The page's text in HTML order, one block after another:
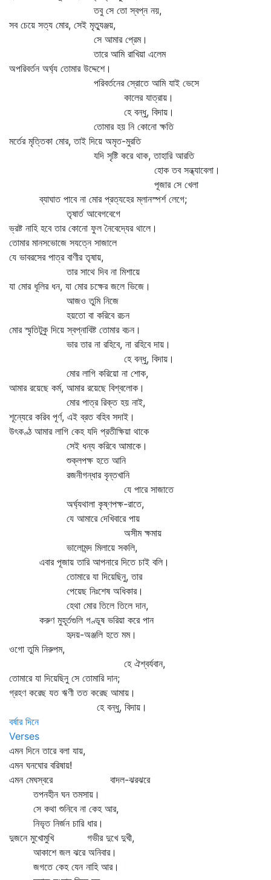
তবু সে তো স্বপ্ন নয়,
সব চেয়ে সত্য মোর, সেই মৃত্যুঞ্জয়,
সে আমার প্রেম।
তারে আমি রাখিয়া এলেম
অপরিবর্তন অর্ঘ্য তোমার উদ্দেশে।
পরিবর্তনের স্রোতে আমি যাই ভেসে
কালের যাত্রায়।
হে বন্ধু, বিদায়।
তোমার হয় নি কোনো ক্ষতি
মর্তের মৃত্তিকা মোর, তাই দিয়ে অমৃত-মুরতি
যদি সৃষ্টি করে থাক, তাহারি আরতি
হোক তব সন্ধ্যাবেলা।
পূজার সে খেলা
ব্যাঘাত পাবে না মোর প্রত্যহের ম্লানস্পর্শ লেগে;
তৃষার্ত আবেগবেগে
ভ্রষ্ট নাহি হবে তার কোনো ফুল নৈবেদ্যের থালে।
তোমার মানসভোজে সযত্নে সাজালে
যে ভাবরসের পাত্র বাণীর তৃষায়,
তার সাথে দিব না মিশায়ে
যা মোর ধূলির ধন, যা মোর চক্ষের জলে ভিজে।
আজও তুমি নিজে
হয়তো বা করিবে রচন
মোর স্মৃতিটুকু দিয়ে স্বপ্নাবিষ্ট তোমার বচন।
ভার তার না রহিবে, না রহিবে দায়।
হে বন্ধু, বিদায়।
মোর লাগি করিয়ো না শোক,
আমার রয়েছে কর্ম, আমার রয়েছে বিশ্বলোক।
মোর পাত্র রিক্ত হয় নাই,
শূন্যেরে করিব পূর্ণ, এই ব্রত বহিব সদাই।
উৎকণ্ঠ আমার লাগি কেহ যদি প্রতীক্ষিয়া থাকে
সেই ধন্য করিবে আমাকে।
শুক্লপক্ষ হতে আনি
রজনীগন্ধার বৃন্তখানি
যে পারে সাজাতে
অর্ঘ্যথালা কৃষ্ণপক্ষ-রাতে,
যে আমারে দেখিবারে পায়
অসীম ক্ষমায়
ভালোমন্দ মিলায়ে সকলি,
এবার পূজায় তারি আপনারে দিতে চাই বলি।
তোমারে যা দিয়েছিনু, তার
পেয়েছ নিঃশেষ অধিকার।
হেথা মোর তিলে তিলে দান,
করুণ মুহূর্তগুলি গণ্ডূষ ভরিয়া করে পান
হৃদয়-অঞ্জলি হতে মম।
ওগো তুমি নিরুপম,
হে ঐশ্বর্যবান,
তোমারে যা দিয়েছিনু সে তোমারি দান;
গ্রহণ করেছ যত ঋণী তত করেছ আমায়।
হে বন্ধু, বিদায়।
বর্ষার দিনে
Verses
এমন দিনে তারে বলা যায়,
এমন ঘনঘোর বরিষায়!
এমন মেঘস্বরে বাদল-ঝরঝরে
তপনহীন ঘন তমসায়।
সে কথা শুনিবে না কেহ আর,
নিভৃত নির্জন চারি ধার।
দুজনে মুখোমুখি গভীর দুখে দুখী,
আকাশে জল ঝরে অনিবার।
জগতে কেহ যেন নাহি আর।